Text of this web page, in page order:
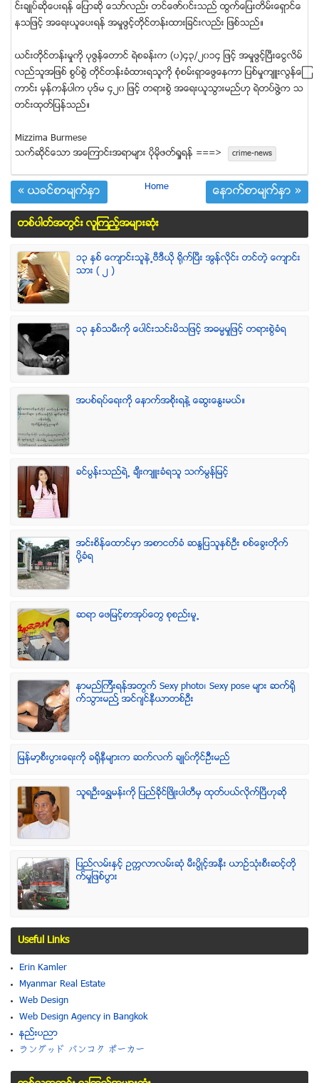
င္းခ်ဳပ္ဆိုေပးရန္ ေျပာဆို ေသာ္လည္း တင္ေဇာ္၀င္းသည္ ထြက္ေျပးတိမ္းေရွာင္ေ
နသျဖင့္ အေရးယူေပးရန္ အမႈဖြင့္တုိင္တန္းထားျခင္းလည္း ျဖစ္သည္။
ယင္းတိုင္တန္းမႈကို ပုဇြန္ေတာင္ ရဲစခန္းက (ပ)၄၃/၂၀၁၄ ျဖင့္ အမႈဖြင့္ၿပီးေငြလိမ္
လည္သူအျဖစ္ စြပ္စြဲ တိုင္တန္းခံထားရသူကို စံုစမ္းရွာေဖြေနကာ ျပစ္မႈက်ဴးလြန္ေၾ
ကာင္း မွန္ကန္ပါက ပုဒ္မ ၄၂၀ ျဖင့္ တရားစြဲ အေရးယူသြားမည္ဟု ရဲတပ္ဖြဲ႔က သ
တင္းထုတ္ျပန္သည္။
Mizzima Burmese
သက္ဆုိင္ေသာ အေၾကာင္းအရာမ်ား ပုိမုိဖတ္ရႈရန္ ===>
crime-news
« ယခင္စာမ်က္ႏွာ Home ေနာက္စာမ်က္ႏွာ »
တစ္ပါတ္အတြင္း လူၾကည့္အမ်ားဆံုး
၁၃ ႏွစ္ ေက်ာင္းသူနဲ႕ဗီဒီယို ရိုက္ျပီး အြန္လိုင္း တင္တဲ့ ေက်ာင္း
သား ( ၂ )
၁၃ ႏွစ္သမီးကို ေပါင္းသင္းမိသျဖင့္ အဓမၼမႈျဖင့္ တရားစြဲခံရ
အပစ္ရပ္ေရးကို ေနာက္အစိုးရနဲ႔ ေဆြးေႏြးမယ္။
ခင္ပြန္းသည္ရဲ႕ ခ်ီးက်ဴးခံရသူ သက္မြန္ျမင့္
အင္းစိန္ေထာင္မွာ အစာငတ္ခံ ဆႏၵျပသူႏွစ္ဦး စစ္ေခြးတုိက္
ပုိ႔ခံရ
ဆရာ ေဖျမင့္စာအုပ္ေတြ စုစည္းမူ႕
နာမည္ၾကီးရန္အတြက္ Sexy photo၊ Sexy pose မ်ား ဆက္ရို
က္သြားမည္႔ အင္ဂ်င္နီယာတစ္ဦး
ျမန္မာ့စီးပြားေရးကို ခရိုနီမ်ားက ဆက္လက္ ခ်ဳပ္ကိုင္ဥိီးမည္
သူရဦးေရႊမန္းကို ျပည္ခိုင္ျဖိဳးပါတီမွ ထုတ္ပယ္လိုက္ျပီဟုဆို
ျပည္လမ္းႏွင့္ ဥကၠလာလမ္းဆုံ မီးပြိဳင့္အနီး ယာဥ္သုံးစီးဆင့္တို
က္မႈျဖစ္ပြား
Useful Links
Erin Kamler
Myanmar Real Estate
Web Design
Web Design Agency in Bangkok
နည္းပညာ
ラングッド バンコク ポーカー